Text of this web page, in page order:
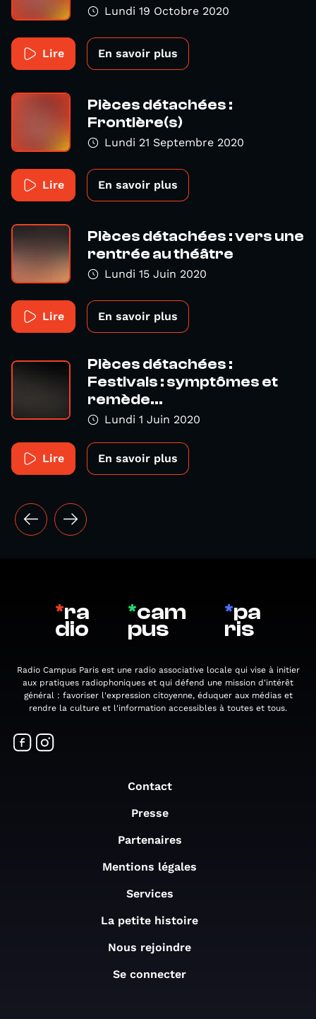
Lundi 19 Octobre 2020
Lire En savoir plus
Pièces détachées :
Frontière(s)
Lundi 21 Septembre 2020
Lire En savoir plus
Pièces détachées : vers une
rentrée au théâtre
Lundi 15 Juin 2020
Lire En savoir plus
Pièces détachées :
Festivals : symptômes et
remède...
Lundi 1 Juin 2020
Lire En savoir plus
*ra
dio
*cam
pus
*pa
ris
Radio Campus Paris est une radio associative locale qui vise à initier
aux pratiques radiophoniques et qui défend une mission d'intérêt
général : favoriser l'expression citoyenne, éduquer aux médias et
rendre la culture et l'information accessibles à toutes et tous.
Contact
Presse
Partenaires
Mentions légales
Services
La petite histoire
Nous rejoindre
Se connecter